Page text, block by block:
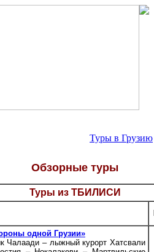
Туры в Грузию
Обзорные туры
Туры из ТБИЛИСИ
одной Грузии»
Чалаади – лыжный курорт Хатсвали